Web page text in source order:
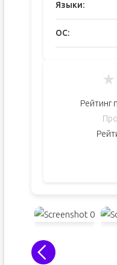
Языки:
ОС:
★
Рейтинг